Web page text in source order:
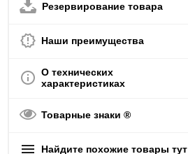
Резервирование товара
Наши преимущества
О технических
характеристиках
Товарные знаки ®
Найдите похожие товары тут